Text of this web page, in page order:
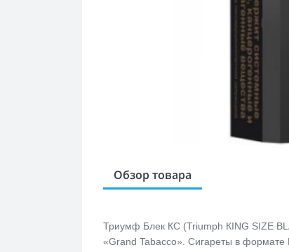
Обзор товара
Триумф Блек КС (Triumph КING SIZE
«Grand Tabacco». Сигареты в формате